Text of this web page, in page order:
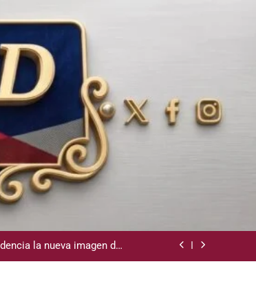
de San Cristobal
rinde cuentas de sus 18
y asistencia social
la nueva imagen del